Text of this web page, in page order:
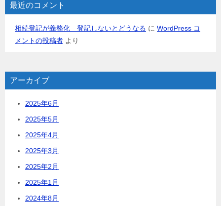
最近のコメント
相続登記が義務化 登記しないとどうなる に WordPress コ
メントの投稿者 より
アーカイブ
2025年6月
2025年5月
2025年4月
2025年3月
2025年2月
2025年1月
2024年8月